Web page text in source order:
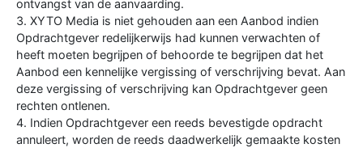
ontvangst van de aanvaarding.
3. XYTO Media is niet gehouden aan een Aanbod indien
Opdrachtgever redelijkerwijs had kunnen verwachten of
heeft moeten begrijpen of behoorde te begrijpen dat het
Aanbod een kennelijke vergissing of verschrijving bevat. Aan
deze vergissing of verschrijving kan Opdrachtgever geen
rechten ontlenen.
4. Indien Opdrachtgever een reeds bevestigde opdracht
annuleert, worden de reeds daadwerkelijk gemaakte kosten